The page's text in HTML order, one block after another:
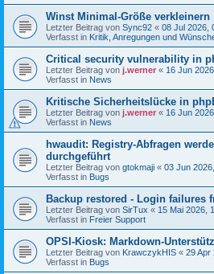
Winst Minimal-Größe verkleinern
Letzter Beitrag von Sync92 « 08 Jul 2026,
Verfasst in Kritik, Anregungen und
Critical security vulnerability in
Letzter Beitrag von j.werner « 16 Jun
Verfasst in News
Kritische Sicherheitslücke in
Letzter Beitrag von j.werner « 16 Jun
Verfasst in News
hwaudit: Registry-Abfragen
durchgeführt
Letzter Beitrag von gtokmaji « 03 Jun
Verfasst in Bugs
Backup restored - Login failures
Letzter Beitrag von SirTux « 15 Mai 2026,
Verfasst in Freier Support
OPSI-Kiosk: Markdown-
Letzter Beitrag von KrawczykHIS « 29 Apr
Verfasst in Bugs